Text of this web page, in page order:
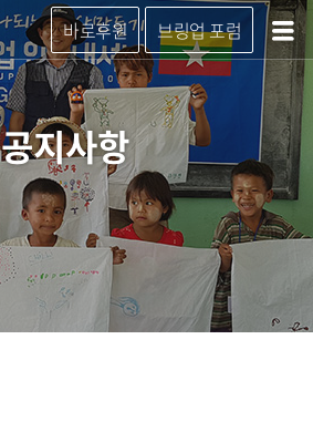
바로후원 브링업 포럼
공지사항